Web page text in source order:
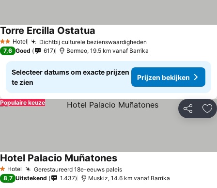
2 Sterren
Hotel Dichtbij culturele bezienswaardigheden
Torre Ercilla Ostatua
7,6 Goed 617 Bermeo, 19.5 km vanaf Barrika
Selecteer datums om exacte prijzen
te zien
Prijzen bekijken
Delen
Populaire keuze
1 Sterren
Hotel Gerestaureerd 18e-eeuws paleis
Hotel Palacio Muñatones
8,7 Uitstekend 1.437 Muskiz, 14.6 km vanaf Barrika